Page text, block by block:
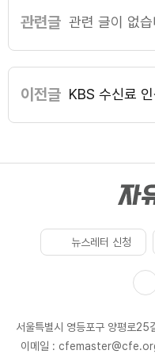
관련글 관련 글이 없습
이전글 KBS 수신료
뉴스레터 신청
서울특별시 영등포구 양평로
이메일 :